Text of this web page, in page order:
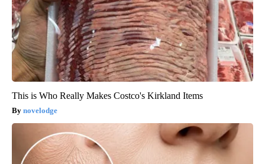
This is Who Really Makes Costco's Kirkland Items
novelodge